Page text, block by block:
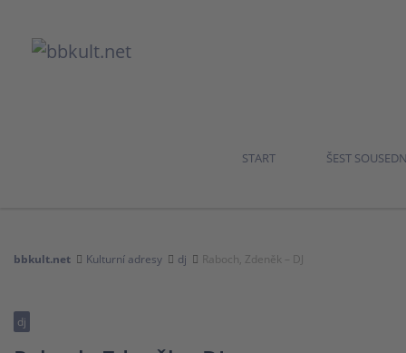
START ŠEST
bbkult.net Kulturní adresy dj Raboch, Zdeněk – DJ
dj